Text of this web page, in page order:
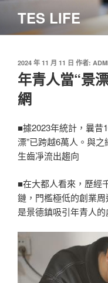
主
TES LIFE
發
佈
於
2024 年 11 月 11 日 作者:
年青人當“景
網
■據2023年統計，曩昔
漂”已跨越6萬人。與
生齒凈流出趨向
■在大都人看來，歷經
鏈，門檻極低的創業
是景德鎮吸引年青人的